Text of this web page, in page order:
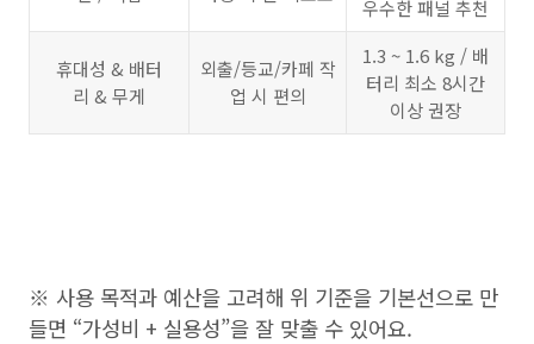
우수한 패널 추천
휴대성 & 배터
리 & 무게
외출/등교/카페 작
업 시 편의
1.3 ~ 1.6 kg / 배
터리 최소 8시간
이상 권장
※ 사용 목적과 예산을 고려해 위 기준을 기본선으로 만
들면 “가성비 + 실용성”을 잘 맞출 수 있어요.